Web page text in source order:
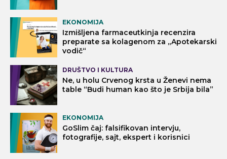
EKONOMIJA
Izmišljena farmaceutkinja recenzira
preparate sa kolagenom za „Apotekarski
vodič“
DRUŠTVO I KULTURA
Ne, u holu Crvenog krsta u Ženevi nema
table “Budi human kao što je Srbija bila”
EKONOMIJA
GoSlim čaj: falsifikovan intervju,
fotografije, sajt, ekspert i korisnici